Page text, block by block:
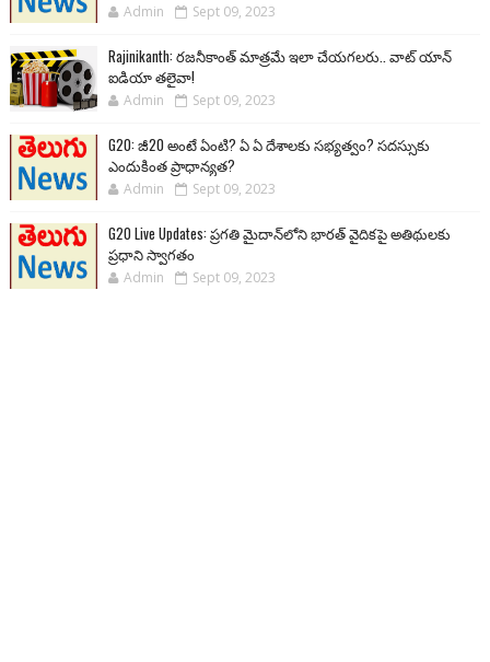
Admin Sept 09, 2023
Rajinikanth: రజనీకాంత్ మాత్రమే ఇలా చేయగలరు.. వాట్ యాన్
ఐడియా తలైవా!
Admin Sept 09, 2023
G20: జీ20 అంటే ఏంటి? ఏ ఏ దేశాలకు సభ్యత్వం? సదస్సుకు
ఎందుకింత ప్రాధాన్యత?
Admin Sept 09, 2023
G20 Live Updates: ప్రగతి మైదాన్‌లోని భారత్ వైదికపై అతిథులకు
ప్రధాని స్వాగతం
Admin Sept 09, 2023